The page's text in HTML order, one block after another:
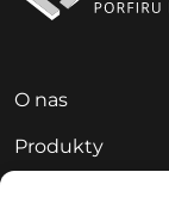
O nas
Produkty